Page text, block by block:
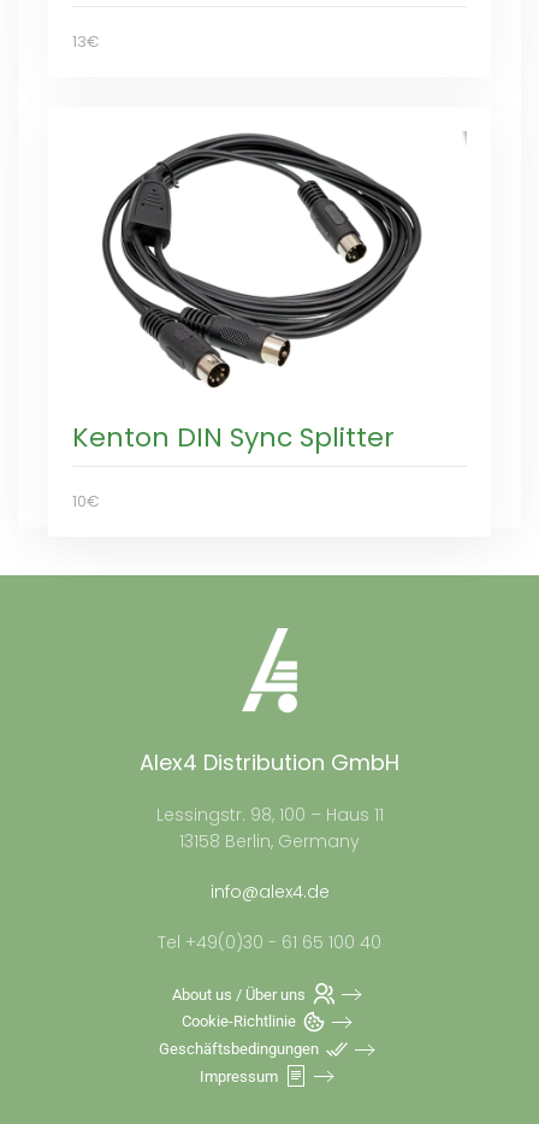
13€
Kenton DIN Sync Splitter
10€
Alex4 Distribution GmbH
Lessingstr. 98, 100 – Haus 11
13158 Berlin, Germany
info@alex4.de
Tel +49(0)30 - 61 65 100 40
About us / Über uns
Cookie-Richtlinie
Geschäftsbedingungen
Impressum